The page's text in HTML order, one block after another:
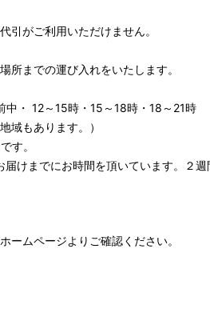
引がご利用いただけません。
所までの運び入れをいたします。
中・ 12～15時・15～18時・18～21時
域もあります。）
す。
けまでにお時間を頂いています。２
ームページよりご確認ください。